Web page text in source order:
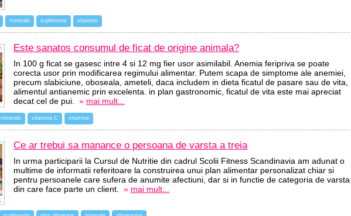
minerale suplimente vitamine
Este sanatos consumul de ficat de origine animala?
In 100 g ficat se gasesc intre 4 si 12 mg fier usor asimilabil. Anemia feripriva se poate
corecta usor prin modificarea regimului alimentar. Putem scapa de simptome ale anemiei,
precum slabiciune, oboseala, ameteli, daca includem in dieta ficatul de pasare sau de vita,
alimentul antianemic prin excelenta. in plan gastronomic, ficatul de vita este mai apreciat
decat cel de pui. » mai mult...
minerale vitamina C vitamine
Ce ar trebui sa manance o persoana de varsta a treia
In urma participarii la Cursul de Nutritie din cadrul Scolii Fitness Scandinavia am adunat o
multime de informatii referitoare la construirea unui plan alimentar personalizat chiar si
pentru persoanele care sufera de anumite afectiuni, dar si in functie de categoria de varsta
din care face parte un client. » mai mult...